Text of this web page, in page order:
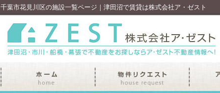
千葉市花見川区の施設一覧ページ｜津田沼で賃貸は株式会社ア・ゼスト